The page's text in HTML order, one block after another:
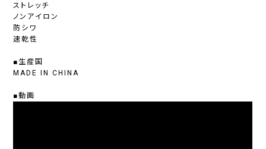
ストレッチ
ノンアイロン
防シワ
速乾性
■生産国
MADE IN CHINA
■動画